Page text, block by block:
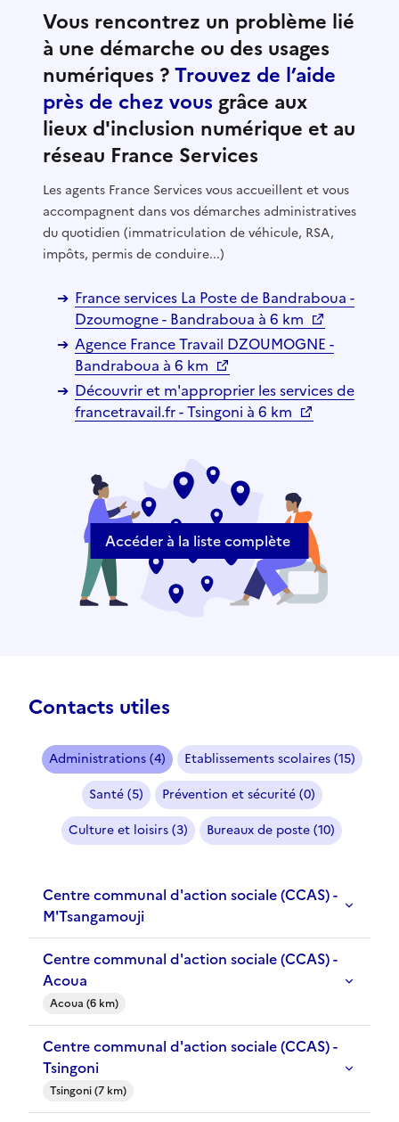
Vous rencontrez un problème lié
à une démarche ou des usages
numériques ?Trouvez de l’aide
près de chez vous grâce aux
lieux d'inclusion numérique et au
réseau France Services
Les agents France Services vous accueillent et vous
accompagnent dans vos démarches administratives
du quotidien (immatriculation de véhicule, RSA,
impôts, permis de conduire...)
France services La Poste de Bandraboua -
Dzoumogne - Bandraboua à 6 km
Agence France Travail DZOUMOGNE -
Bandraboua à 6 km
Découvrir et m'approprier les services de
francetravail.fr - Tsingoni à 6 km
Accéder à la liste complète
Contacts utiles
Administrations (4)
Etablissements scolaires (15)
Santé (5)
Prévention et sécurité (0)
Culture et loisirs (3)
Bureaux de poste (10)
Centre communal d'action sociale (CCAS) -
M'Tsangamouji
Centre communal d'action sociale (CCAS) -
Acoua
Acoua (6 km)
Centre communal d'action sociale (CCAS) -
Tsingoni
Tsingoni (7 km)